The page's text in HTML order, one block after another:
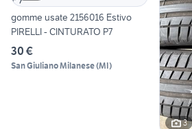
gomme usate 2156016 Estivo
PIRELLI - CINTURATO P7
30 €
San Giuliano Milanese(MI)
3